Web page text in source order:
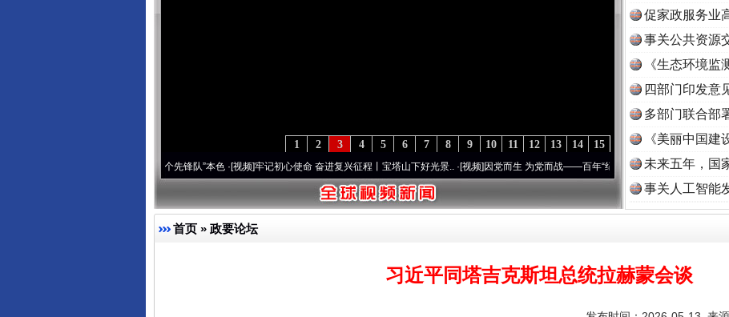
15
14
13
12
11
10
9
8
7
6
5
4
3
2
1
·[视频]牢记初心使命 奋进复兴征程丨宝塔山下好光景..·[视频]因党而生 为党而战——百年“纪”事⑧加强纪律.. ·[视频]牢记初心使命 奋进
促家政服务业
事关公共资源
《生态环境监
读
四部门印发意
多部门联合部
《美丽中国建
未来五年，国
事关人工智能
首页 » 政要论坛
习近平同塔吉克斯坦总统拉赫蒙会谈